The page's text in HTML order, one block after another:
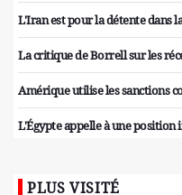
L'Iran est pour la détente dans
La critique de Borrell sur les
Amérique utilise les sanctions
L'Égypte appelle à une
PLUS VISITÉ